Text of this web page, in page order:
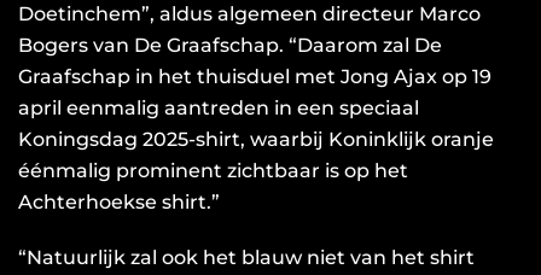
Doetinchem”, aldus algemeen directeur Marco
Bogers van De Graafschap. “Daarom zal De
Graafschap in het thuisduel met Jong Ajax op 19
april eenmalig aantreden in een speciaal
Koningsdag 2025-shirt, waarbij Koninklijk oranje
éénmalig prominent zichtbaar is op het
Achterhoekse shirt.”
“Natuurlijk zal ook het blauw niet van het shirt